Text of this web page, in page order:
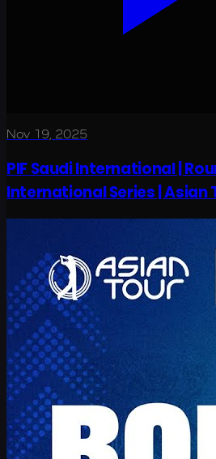
Nov 19, 2025
PIF Saudi International |
International Series | Asian